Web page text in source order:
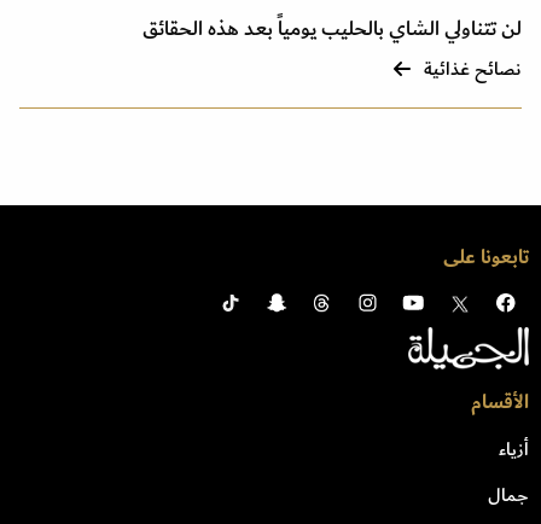
لن تتناولي الشاي بالحليب يومياً بعد هذه الحقائق
نصائح غذائية
تابعونا على
الأقسام
أزياء
جمال